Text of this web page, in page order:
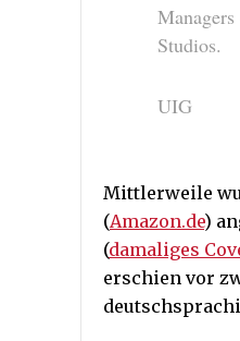
Studios.
UIG
Mittlerweile
(Amazon.de)
(damaliges
erschien vor